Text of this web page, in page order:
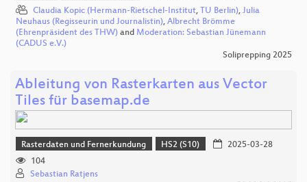
Claudia Kopic (Hermann-Rietschel-Institut, TU Berlin), Julia
Neuhaus (Regisseurin und Journalistin), Albrecht Brömme
(Ehrenpräsident des THW) and Moderation: Sebastian Jünemann
(CADUS e.V.)
Soliprepping 2025
Ableitung von Rasterkarten aus Vector
Tiles für basemap.de
Rasterdaten und Fernerkundung HS2 (S10)
2025-03-28
104
Sebastian Ratjens